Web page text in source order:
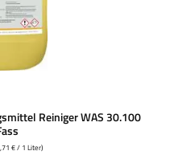
Reiniger WAS 30.100
€ / 1 Liter)